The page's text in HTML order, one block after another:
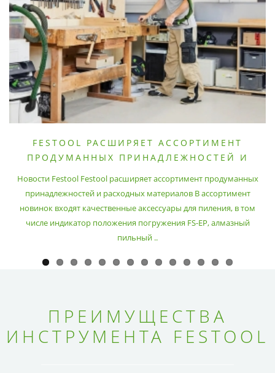
FESTOOL РАСШИРЯЕТ АССОРТИМЕНТ
ПРОДУМАННЫХ ПРИНАДЛЕЖНОСТЕЙ И
Новости Festool Festool расширяет ассортимент продуманных
принадлежностей и расходных материалов В ассортимент
новинок входят качественные аксессуары для пиления, в том
числе индикатор положения погружения FS-EP, алмазный
пильный ..
ПРЕИМУЩЕСТВА
ИНСТРУМЕНТА FESTOOL